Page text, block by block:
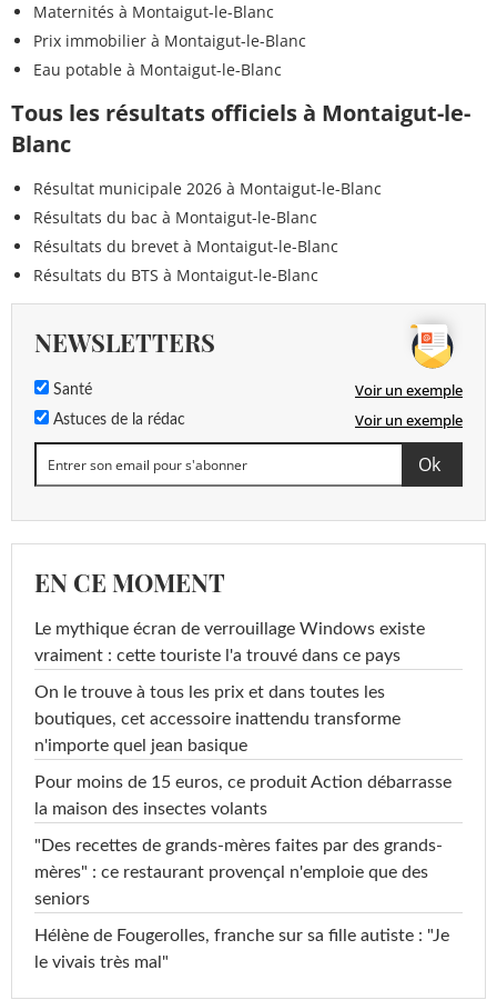
Maternités à Montaigut-le-Blanc
Prix immobilier à Montaigut-le-Blanc
Eau potable à Montaigut-le-Blanc
Tous les résultats officiels à Montaigut-le-
Blanc
Résultat municipale 2026 à Montaigut-le-Blanc
Résultats du bac à Montaigut-le-Blanc
Résultats du brevet à Montaigut-le-Blanc
Résultats du BTS à Montaigut-le-Blanc
NEWSLETTERS
Santé Voir un exemple
Astuces de la rédac Voir un exemple
EN CE MOMENT
Le mythique écran de verrouillage Windows existe
vraiment : cette touriste l'a trouvé dans ce pays
On le trouve à tous les prix et dans toutes les
boutiques, cet accessoire inattendu transforme
n'importe quel jean basique
Pour moins de 15 euros, ce produit Action débarrasse
la maison des insectes volants
"Des recettes de grands-mères faites par des grands-
mères" : ce restaurant provençal n'emploie que des
seniors
Hélène de Fougerolles, franche sur sa fille autiste : "Je
le vivais très mal"